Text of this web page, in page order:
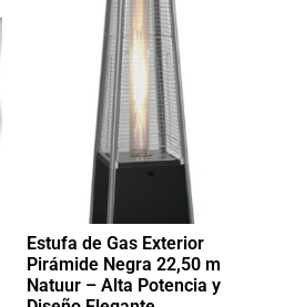
Estufa de Gas Exterior
Pirámide Negra 22,50 m
Natuur – Alta Potencia y